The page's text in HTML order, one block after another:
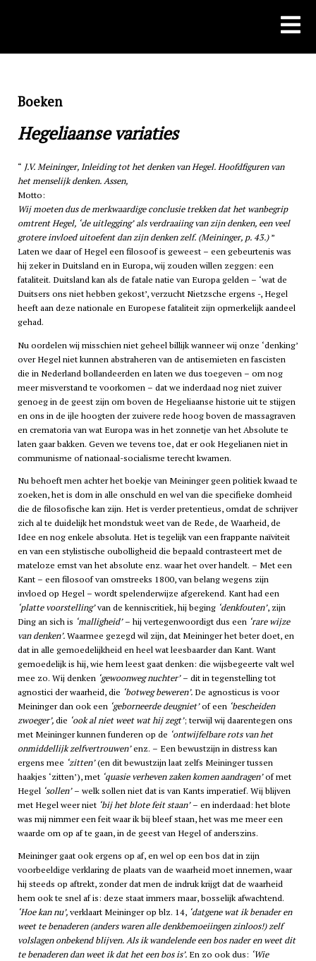
Boeken
Hegeliaanse variaties
J.V. Meininger, Inleiding tot het denken van Hegel. Hoofdfiguren van
het menselijk denken. Assen,
Motto:
Wij moeten dus de merkwaardige conclusie trekken dat het wanbegrip
omtrent Hegel, ‘de uitlegging’ als verdraaiing van zijn denken, een veel
grotere invloed uitoefent dan zijn denken zelf. (Meininger, p. 43.)
Laten we daar of Hegel een filosoof is geweest – een gebeurtenis was
hij zeker in Duitsland en in Europa, wij zouden willen zeggen: een
fataliteit. Duitsland kan als de fatale natie van Europa gelden – ‘wat de
Duitsers ons niet hebben gekost’, verzucht Nietzsche ergens -, Hegel
heeft aan deze nationale en Europese fataliteit zijn opmerkelijk aandeel
gehad.
Nu oordelen wij misschien niet geheel billijk wanneer wij onze ‘denking’
over Hegel niet kunnen abstraheren van de antisemieten en fascisten
die in Nederland bollandeerden en laten we dus toegeven – om nog
meer misverstand te voorkomen – dat we inderdaad nog niet zuiver
genoeg in de geest zijn om boven de Hegeliaanse historie uit te stijgen
en ons in de ijle hoogten der zuivere rede hoog boven de massagraven
en crematoria van wat Europa was in het zonnetje van het Absolute te
laten gaar bakken. Geven we tevens toe, dat er ook Hegelianen niet in
communisme of nationaal-socialisme terecht kwamen.
Nu behoeft men achter het boekje van Meininger geen politiek kwaad te
zoeken, het is dom in alle onschuld en wel van die specifieke domheid
die de filosofische kan zijn. Het is verder pretentieus, omdat de schrijver
zich al te duidelijk het mondstuk weet van de Rede, de Waarheid, de
Idee en nog enkele absoluta. Het is tegelijk van een frappante naïviteit
en van een stylistische oubolligheid die bepaald contrasteert met de
mateloze ernst van het absolute enz. waar het over handelt. – Met een
Kant – een filosoof van omstreeks 1800, van belang wegens zijn
invloed op Hegel – wordt spelenderwijze afgerekend. Kant had een
‘platte voorstelling’van de kenniscritiek, hij beging ‘denkfouten’, zijn
Ding an sich is ‘malligheid’– hij vertegenwoordigt dus een ‘rare wijze
van denken’.Waarmee gezegd wil zijn, dat Meininger het beter doet, en
dat in alle gemoedelijkheid en heel wat leesbaarder dan Kant. Want
gemoedelijk is hij, wie hem leest gaat denken: die wijsbegeerte valt wel
mee zo. Wij denken ‘gewoonweg nuchter’– dit in tegenstelling tot
agnostici der waarheid, die ‘botweg beweren’.De agnosticus is voor
Meininger dan ook een ‘geborneerde deugniet’of een ‘bescheiden
zwoeger’,die ‘ook al niet weet wat hij zegt’; terwijl wij daarentegen ons
met Meininger kunnen funderen op de ‘ontwijfelbare rots van het
onmiddellijk zelfvertrouwen’enz. – Een bewustzijn in distress kan
ergens mee ‘zitten’(en dit bewustzijn laat zelfs Meininger tussen
haakjes ‘zitten’), met ‘quasie verheven zaken komen aandragen’of met
Hegel ‘sollen’– welk sollen niet dat is van Kants imperatief. Wij blijven
met Hegel weer niet ‘bij het blote feit staan’– en inderdaad: het blote
was mij nimmer een feit waar ik bij bleef staan, het was me meer een
waarde om op af te gaan, in de geest van Hegel of anderszins.
Meininger gaat ook ergens op af, en wel op een bos dat in zijn
voorbeeldige verklaring de plaats van de waarheid moet innemen, waar
hij steeds op aftrekt, zonder dat men de indruk krijgt dat de waarheid
hem ook te snel af is: deze staat immers maar, bosselijk afwachtend.
‘Hoe kan nu’,verklaart Meininger op blz. 14, ‘datgene wat ik benader en
weet te benaderen (anders waren alle denkbemoeiingen zinloos!) zelf
volslagen onbekend blijven. Als ik wandelende een bos nader en weet dit
te benaderen dan weet ik dat het een bos is’.En zo ook dus: ‘Wie